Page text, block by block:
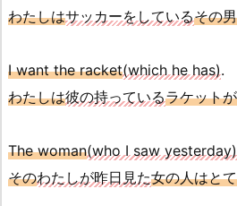
わたしはサッカーをしているその
I want the racket(which he has).
わたしは彼の持っているラケット
The woman(who I saw yesterday)
そのわたしが昨日見た女の人はと